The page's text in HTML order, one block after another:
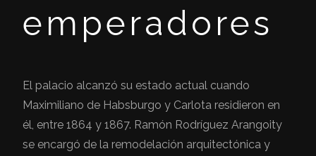
emperadores
El palacio alcanzó su estado actual cuando
Maximiliano de Habsburgo y Carlota residieron en
él, entre 1864 y 1867. Ramón Rodríguez Arangoity
se encargó de la remodelación arquitectónica y